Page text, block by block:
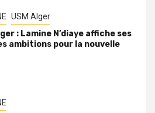
USM Alger
: Lamine N’diaye affiche ses
ambitions pour la nouvelle